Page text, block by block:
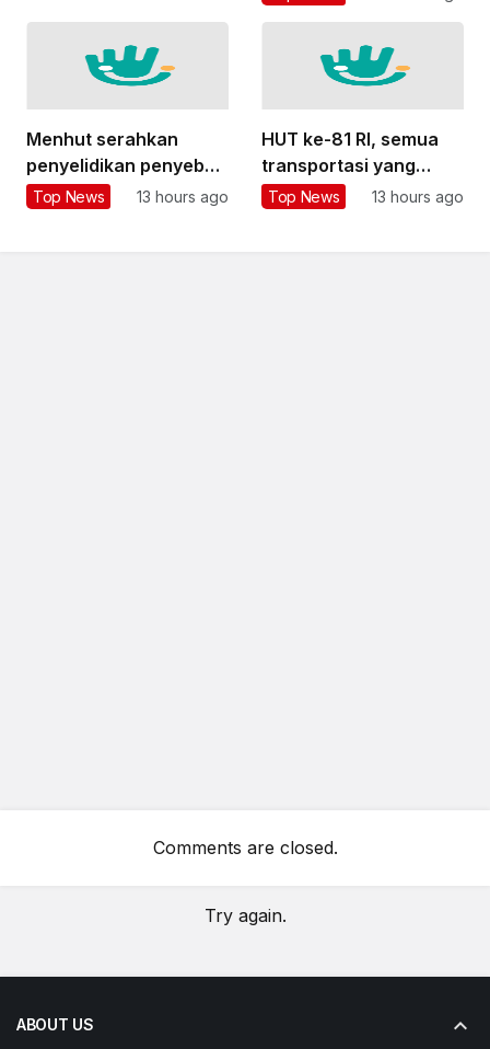
Menhut serahkan
penyelidikan penyebab
karhutla di Bromo
Top News 13 hours ago
HUT ke-81 RI, semua
transportasi yang
dikelola DKI Jakarta
Top News 13 hours ago
Comments are closed.
Try again.
ABOUT US